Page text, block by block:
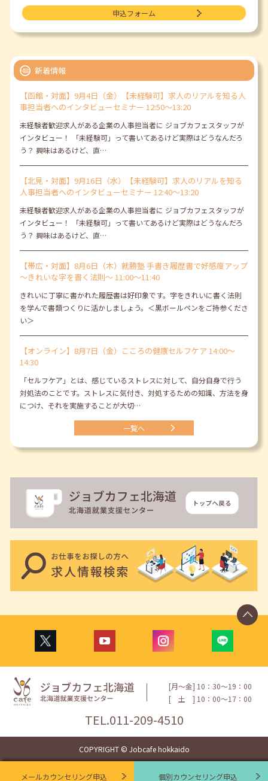
個別カウンセリング申込
メールカウンセリング申込
申込フォーム
新着情報
【函館・対面】9月4日（金）【未経験可】求人のリアルを知る人
事担当者へのインタビューセミナー 12:50～13:20
未経験者歓迎求人がある企業の人事担当者に ジョブカフェスタッフが
インタビュー！ 「未経験可」って書いてあるけど実際はどうなんだろ
う？ 興味はあるけど、直…
【北見・対面】9月16日（水）【未経験可】求人のリアルを知る
人事担当者へのインタビューセミナー 12:40～13:20
未経験者歓迎求人がある企業の人事担当者に ジョブカフェスタッフが
インタビュー！ 「未経験可」って書いてあるけど実際はどうなんだろ
う？ 興味はあるけど、直…
【帯広・対面】8月6日（木）就勝塾 手書き履歴書で好感度アップ
～きれいな字を書く法則～ 11:00～11:40
きれいに丁寧に書かれた履歴書は好印象です。字をきれいに書く法則
を学んで書類つくりに活かしましょう。＜黒ボールペンをご持参くださ
い＞
【オンライン】8月7日（金）こころの健康セルフケア 14:00～
14:30
「セルフケア」とは、感じているストレスに対して、自分自身で行う
対処法のことです。ストレスに気付き、対処するための知識、方法を身
につけ、それを実施することが大切…
一覧へ
[月〜金] 10：30〜19：00
[
土 ] 10：00〜17：00
TEL.011-209-4510
COPYRIGHT © Jobcafe hokkaido